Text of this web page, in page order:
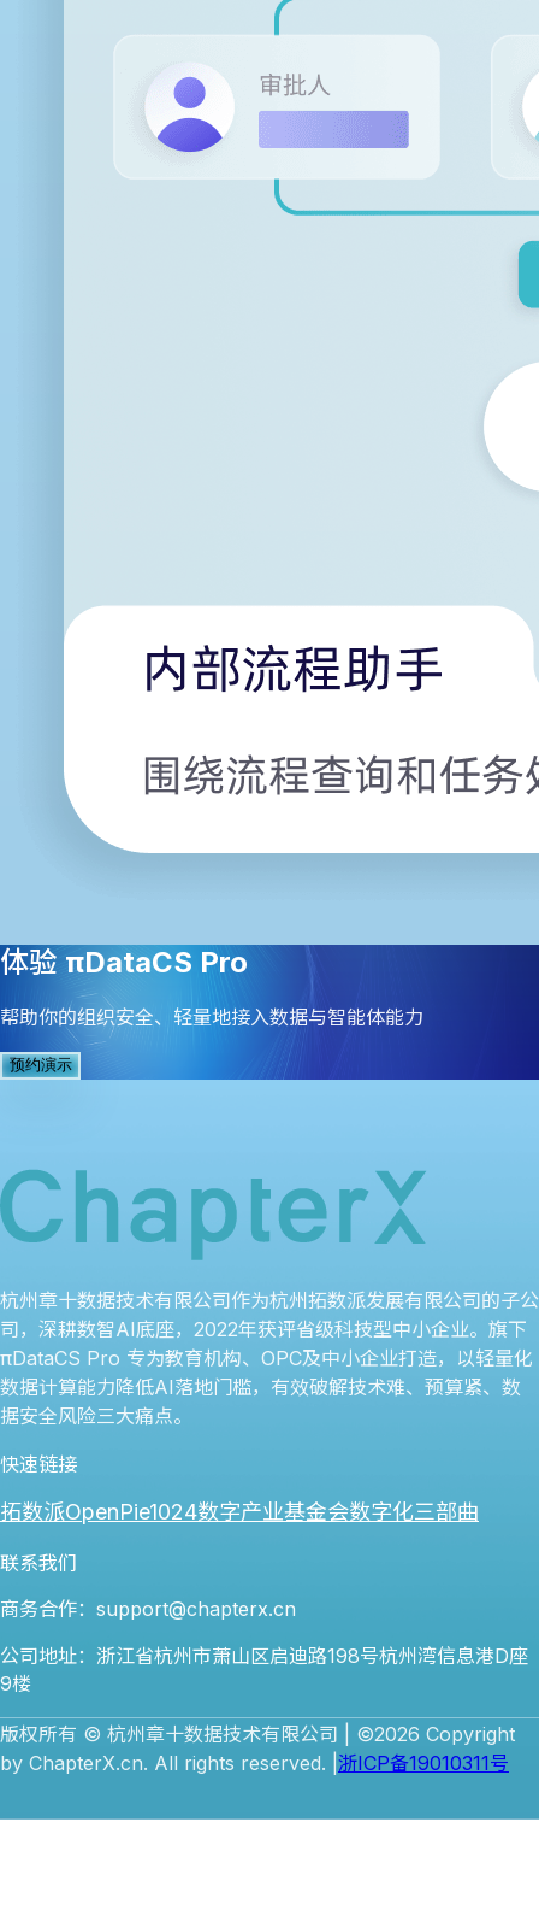
体验 πDataCS Pro
帮助你的组织安全、轻量地接入数据与智能体能力
预约演示
杭州章十数据技术有限公司作为杭州拓数派发展有限公司的子公
司，深耕数智AI底座，2022年获评省级科技型中小企业。旗下
πDataCS Pro 专为教育机构、OPC及中小企业打造，以轻量化
数据计算能力降低AI落地门槛，有效破解技术难、预算紧、数
据安全风险三大痛点。
快速链接
拓数派OpenPie1024数字产业基金会数字化三部曲
联系我们
商务合作：support@chapterx.cn
公司地址：浙江省杭州市萧山区启迪路198号杭州湾信息港D座
9楼
版权所有 © 杭州章十数据技术有限公司 | ©2026 Copyright
by ChapterX.cn. All rights reserved. | 浙ICP备19010311号